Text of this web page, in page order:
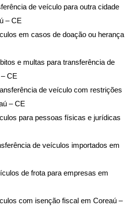
de veículo para outra cidade
– CE
em casos de doação ou herança
e multas para transferência de
CE
de veículo com restrições
– CE
para pessoas físicas e jurídicas
de veículos importados em
de frota para empresas em
com isenção fiscal em Coreaú –